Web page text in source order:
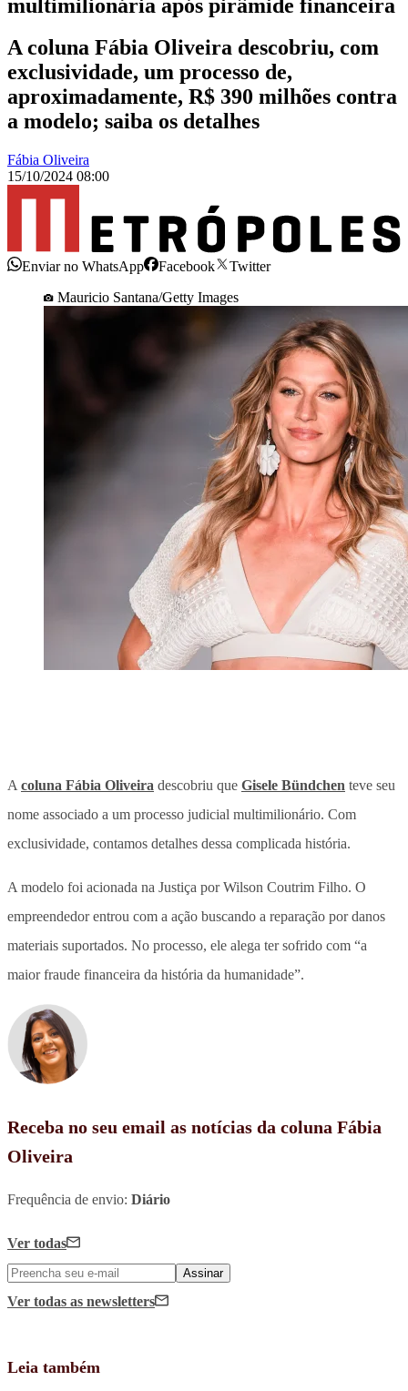
multimilionária após pirâmide financeira
A coluna Fábia Oliveira descobriu, com
exclusividade, um processo de,
aproximadamente, R$ 390 milhões contra
a modelo; saiba os detalhes
Fábia Oliveira
15/10/2024 08:00
Enviar no WhatsApp Facebook
Twitter
Mauricio Santana/Getty Images
A coluna Fábia Oliveira descobriu que Gisele Bündchen teve seu
nome associado a um processo judicial multimilionário. Com
exclusividade, contamos detalhes dessa complicada história.
A modelo foi acionada na Justiça por Wilson Coutrim Filho. O
empreendedor entrou com a ação buscando a reparação por danos
materiais suportados. No processo, ele alega ter sofrido com “a
maior fraude financeira da história da humanidade”.
Receba no seu email as notícias da coluna Fábia
Oliveira
Frequência de envio: Diário
Ver todas
Assinar
Ver todas as newsletters
Leia também